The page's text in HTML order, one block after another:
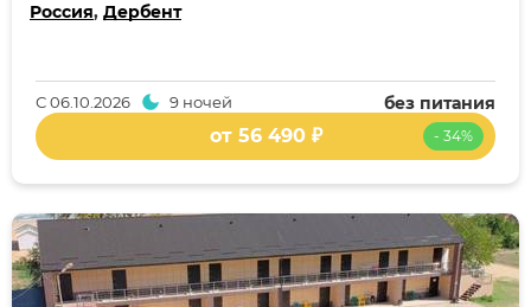
Россия, Дербент
без питания
С06.10.2026 9 ночей
- 34%
от 56 490 ₽